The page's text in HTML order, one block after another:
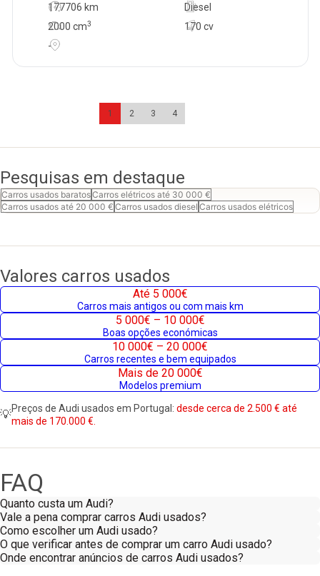
177706 km
170 cv
Diesel
2000 cm3
-
1 2 3 4
Pesquisas em destaque
Carros usados baratosCarros elétricos até 30 000 €
Carros usados até 20 000 € Carros usados diesel Carros usados elétricos
Valores carros usados
Até 5 000€
Carros mais antigos ou com mais km
5 000€ – 10 000€
Boas opções económicas
10 000€ – 20 000€
Carros recentes e bem equipados
Mais de 20 000€
Modelos premium
💡Preços de Audi usados em Portugal: desde cerca de 2.500 € até
mais de 170.000 €.
FAQ
Quanto custa um Audi?
Vale a pena comprar carros Audi usados?
Como escolher um Audi usado?
O que verificar antes de comprar um carro Audi usado?
Onde encontrar anúncios de carros Audi usados?